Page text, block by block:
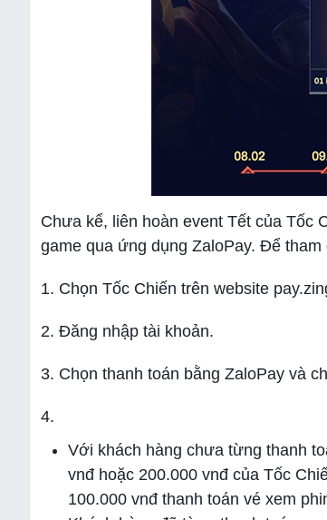
Chưa kể, liên hoàn event Tết của Tốc
game qua ứng dụng ZaloPay. Để
1. Chọn Tốc Chiến trên website
2. Đăng nhập tài khoản.
3. Chọn thanh toán bằng ZaloPay và
4.
Với khách hàng chưa từng thanh
vnđ hoặc 200.000 vnđ của Tốc
100.000 vnđ thanh toán vé xem